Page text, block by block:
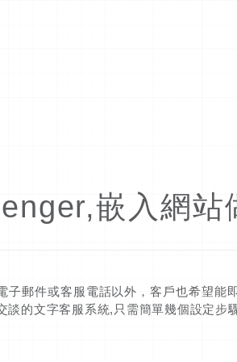
嵌入網站
郵件或客服電話以外，客戶也希望
的文字客服系統,只需簡單幾個設定步